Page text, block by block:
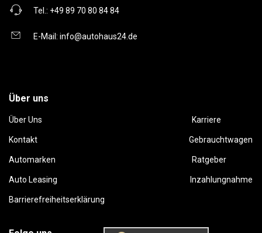
Tel.: +49 89 70 80 84 84
E-Mail: info@autohaus24.de
Über uns
Über Uns Karriere
Kontakt Gebrauchtwagen
Automarken Ratgeber
Auto Leasing Inzahlungnahme
Barrierefreiheitserklärung